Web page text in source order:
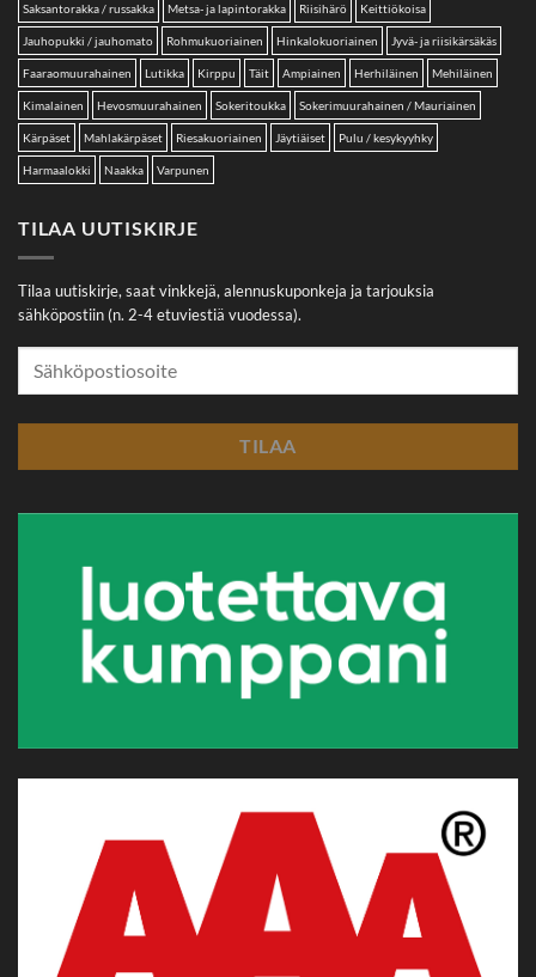
Saksantorakka / russakka Metsa- ja lapintorakka Riisihärö Keittiökoisa
Jauhopukki / jauhomato Rohmukuoriainen Hinkalokuoriainen Jyvä- ja riisikärsäkäs
Faaraomuurahainen Lutikka Kirppu Täit Ampiainen Herhiläinen Mehiläinen
Kimalainen Hevosmuurahainen Sokeritoukka Sokerimuurahainen / Mauriainen
Kärpäset Mahlakärpäset Riesakuoriainen Jäytiäiset Pulu / kesykyyhky
Harmaalokki Naakka Varpunen
TILAA UUTISKIRJE
Tilaa uutiskirje, saat vinkkejä, alennuskuponkeja ja tarjouksia
sähköpostiin (n. 2-4 etuviestiä vuodessa).